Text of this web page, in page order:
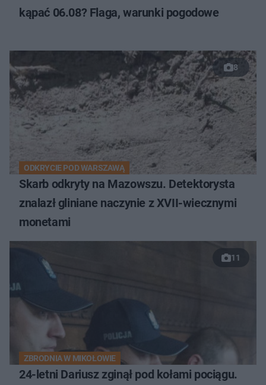
kąpać 06.08? Flaga, warunki pogodowe
8
ODKRYCIE POD WARSZAWĄ
Skarb odkryty na Mazowszu. Detektorysta
znalazł gliniane naczynie z XVII-wiecznymi
monetami
11
ZBRODNIA W MIKOŁOWIE
24-letni Dariusz zginął pod kołami pociągu.